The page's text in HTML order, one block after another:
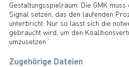
Gestaltungsspielraum. Die GMK
Signal setzen, das den laufenden
unterbricht. Nur so lässt sich die
gebraucht wird, um den
umzusetzen.“
Zugehörige Dateien